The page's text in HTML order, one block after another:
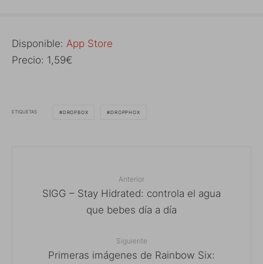
Disponible: App Store
Precio: 1,59€
ETIQUETAS DROPBOX DROPPHOX
Anterior
SIGG – Stay Hidrated: controla el agua
que bebes día a día
Siguiente
Primeras imágenes de Rainbow Six: